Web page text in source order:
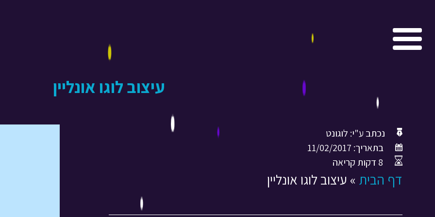
עיצוב לוגו אונליין
נכתב ע"י: לוגונט
בתאריך: 11/02/2017
דף הבית » עיצוב לוגו אונליין